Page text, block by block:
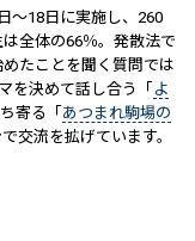
～18日に実施し、260
全体の66％。発散法で
たことを聞く質問では
を決めて話し合う「 よ
寄る「 あつまれ駒場の
交流を拡げています。